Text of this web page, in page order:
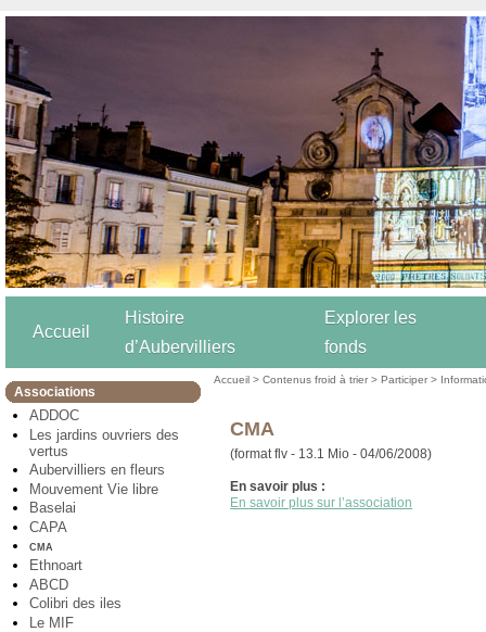
Accueil
Histoire
d’Aubervilliers
Explorer les
fonds
Associations
ADDOC
Les jardins ouvriers des
vertus
Aubervilliers en fleurs
Mouvement Vie libre
Baselai
CAPA
CMA
Ethnoart
ABCD
Colibri des iles
Le MIF
Accueil >Contenus froid à trier >Participer >
CMA
(format flv - 13.1 Mio - 04/06/2008)
En savoir plus :
En savoir plus sur l’association